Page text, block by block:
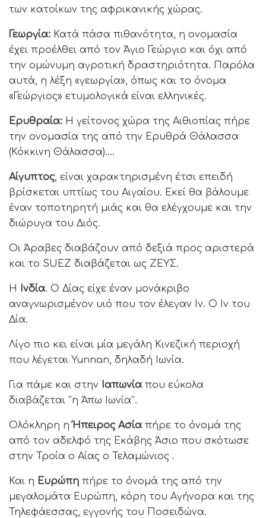
των κατοίκων της αφρικανικής χώρας.
Γεωργία: Κατά πάσα πιθανότητα, η ονομασία
έχει προέλθει από τον Άγιο Γεώργιο και όχι από
την ομώνυμη αγροτική δραστηριότητα. Παρόλα
αυτά, η λέξη «γεωργία», όπως και το όνομα
«Γεώργιος» ετυμολογικά είναι ελληνικές.
Ερυθραία: Η γείτονος χώρα της Αιθιοπίας πήρε
την ονομασία της από την Ερυθρά Θάλασσα
(Κόκκινη Θάλασσα)….
Αίγυπτος, είναι χαρακτηρισμένη έτσι επειδή
βρίσκεται υπτίως του Αιγαίου. Εκεί θα βάλουμε
έναν τοποτηρητή μιάς και θα ελέγχουμε και την
διώρυγα του Διός.
Οι Άραβες διαβάζουν από δεξιά προς αριστερά
και το SUEZ διαβάζεται ως ΖΕΥΣ.
Η Ινδία. Ο Δίας είχε έναν μονάκριβο
αναγνωρισμένον υιό που τον έλεγαν Ιν. Ο Ιν του
Δία.
Λίγο πιο κει είναι μία μεγάλη Κινεζική περιοχή
που λέγεται Yunnan, δηλαδή Ιωνία.
Για πάμε και στην Ιαπωνία που εύκολα
διαβάζεται ‘’η Άπω Ιωνία’’.
Ολόκληρη η Ήπειρος Ασία πήρε το όνομά της
από τον αδελφό της Εκάβης Άσιο που σκότωσε
στην Τροία ο Αίας ο Τελαμώνιος .
Και η Ευρώπη πήρε το όνομά της από την
μεγαλομάτα Ευρώπη, κόρη του Αγήνορα και της
Τηλεφάεσσας, εγγονής του Ποσειδώνα.